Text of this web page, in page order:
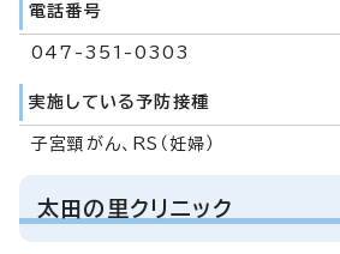
電話番号
047-351-0303
実施している予防接種
子宮頸がん、RS（妊婦）
太田の里クリニック